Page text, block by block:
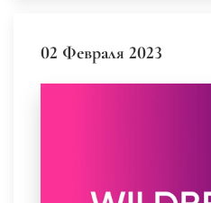
02 Февраля 2023